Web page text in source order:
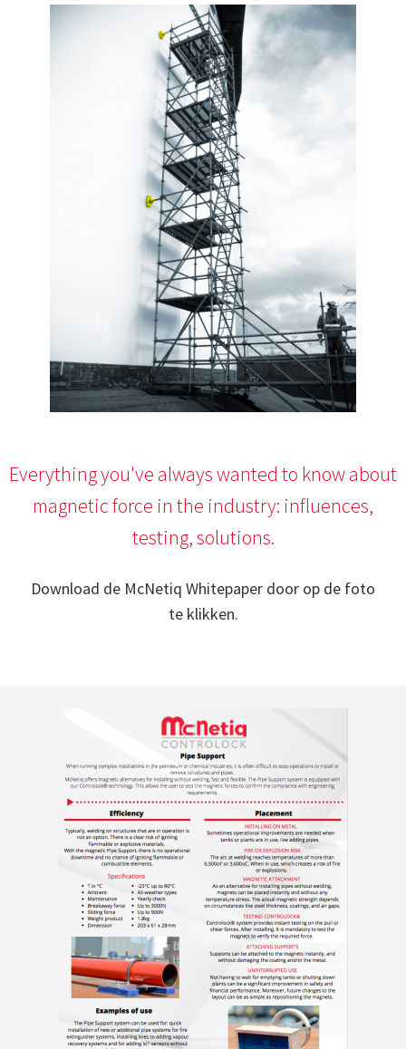
Everything you've always wanted to know about
magnetic force in the industry: influences,
testing, solutions.
Download de McNetiq Whitepaper door op de foto
te klikken.